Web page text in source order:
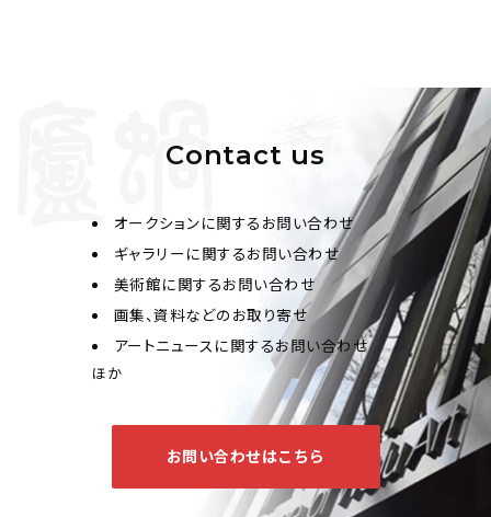
Contact us
オークションに関するお問い合わせ
ギャラリーに関するお問い合わせ
美術館に関するお問い合わせ
画集、資料などのお取り寄せ
アートニュースに関するお問い合わせ
ほか
お問い合わせはこちら